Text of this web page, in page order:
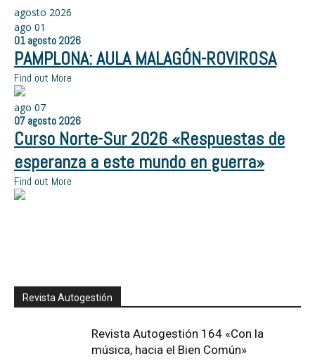
agosto 2026
ago 01
01 agosto 2026
PAMPLONA: AULA MALAGÓN-ROVIROSA
Find out More
ago 07
07 agosto 2026
Curso Norte-Sur 2026 «Respuestas de
esperanza a este mundo en guerra»
Find out More
Revista Autogestión
Revista Autogestión 164 «Con la
música, hacia el Bien Común»